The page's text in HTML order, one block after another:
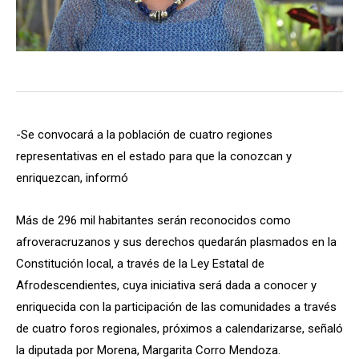
-Se convocará a la población de cuatro regiones
representativas en el estado para que la conozcan y
enriquezcan, informó
Más de 296 mil habitantes serán reconocidos como
afroveracruzanos y sus derechos quedarán plasmados en la
Constitución local, a través de la Ley Estatal de
Afrodescendientes, cuya iniciativa será dada a conocer y
enriquecida con la participación de las comunidades a través
de cuatro foros regionales, próximos a calendarizarse, señaló
la diputada por Morena, Margarita Corro Mendoza.